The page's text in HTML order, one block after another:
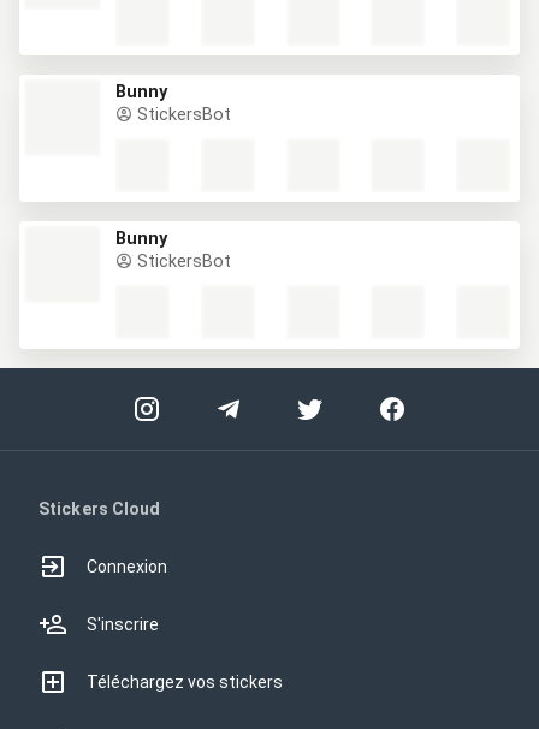
Bunny
StickersBot
Bunny
StickersBot
Stickers Cloud
Connexion
S'inscrire
Téléchargez vos stickers